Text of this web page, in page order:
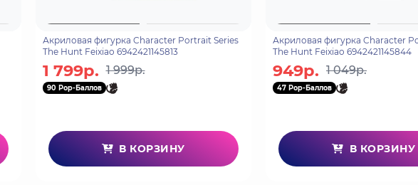
Акриловая фигурка Character Portrait Series
The Hunt Feixiao 6942421145813
1 799р. 1 999р.
90 Pop-Баллов
В КОРЗИНУ
Акриловая фигурка Character
The Hunt Feixiao 6942421145844
949р. 1 049р.
47 Pop-Баллов
В КОРЗИНУ